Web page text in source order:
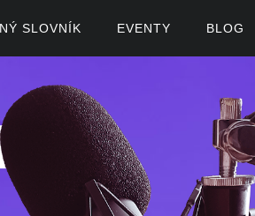
SLOVNÍK EVENTY BLOG